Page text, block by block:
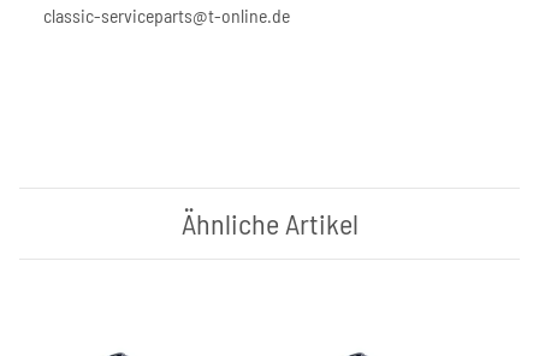
classic-serviceparts@t-online.de
Ähnliche Artikel